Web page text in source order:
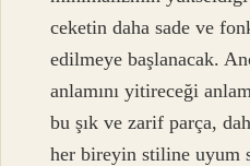
ceketin daha sade ve
edilmeye başlanacak.
anlamını yitireceği
bu şık ve zarif parça,
her bireyin stiline uyum